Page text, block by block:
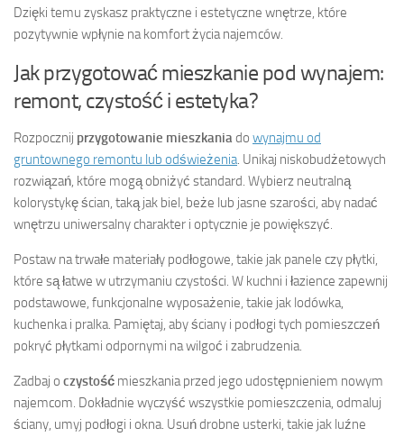
Dzięki temu zyskasz praktyczne i estetyczne wnętrze, które
pozytywnie wpłynie na komfort życia najemców.
Jak przygotować mieszkanie pod wynajem:
remont, czystość i estetyka?
Rozpocznij przygotowanie mieszkaniado wynajmu od
gruntownego remontu lub odświeżenia. Unikaj niskobudżetowych
rozwiązań, które mogą obniżyć standard. Wybierz neutralną
kolorystykę ścian, taką jak biel, beże lub jasne szarości, aby nadać
wnętrzu uniwersalny charakter i optycznie je powiększyć.
Postaw na trwałe materiały podłogowe, takie jak panele czy płytki,
które są łatwe w utrzymaniu czystości. W kuchni i łazience zapewnij
podstawowe, funkcjonalne wyposażenie, takie jak lodówka,
kuchenka i pralka. Pamiętaj, aby ściany i podłogi tych pomieszczeń
pokryć płytkami odpornymi na wilgoć i zabrudzenia.
Zadbaj o czystość mieszkania przed jego udostępnieniem nowym
najemcom. Dokładnie wyczyść wszystkie pomieszczenia, odmaluj
ściany, umyj podłogi i okna. Usuń drobne usterki, takie jak luźne